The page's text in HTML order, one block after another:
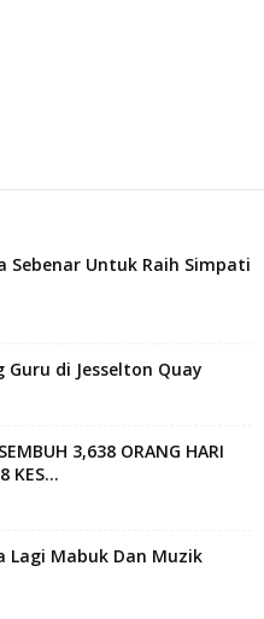
Sebenar Untuk Raih Simpati
Guru di Jesselton Quay
3,638 ORANG HARI
KES...
Mabuk Dan Muzik